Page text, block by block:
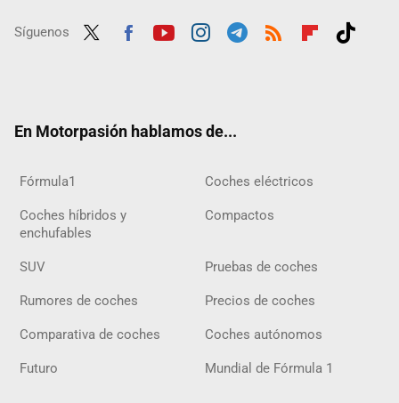
Síguenos
En Motorpasión hablamos de...
Fórmula1 Coches eléctricos
Coches híbridos y
enchufables
Compactos
SUV Pruebas de coches
Rumores de coches Precios de coches
Comparativa de coches Coches autónomos
Futuro Mundial de Fórmula 1